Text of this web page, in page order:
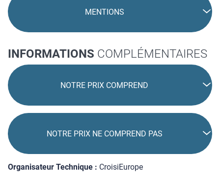
MENTIONS
INFORMATIONS COMPLÉMENTAIRES
NOTRE PRIX COMPREND
NOTRE PRIX NE COMPREND PAS
Organisateur Technique : CroisiEurope